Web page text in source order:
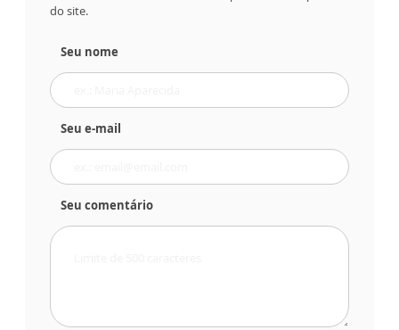
do site.
Seu nome
Seu e-mail
Seu comentário